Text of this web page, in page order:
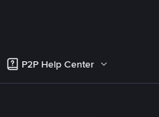
P2P Help Center